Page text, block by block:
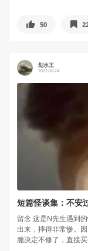
50
划水王
2022-06-24
短篇怪谈集：不安
留念 这是N先生遇到
出来，摔得非常惨。
脆决定不修了，直接